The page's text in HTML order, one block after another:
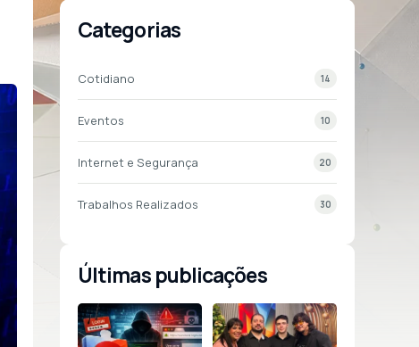
Categorias
Cotidiano 14
Eventos 10
Internet e Segurança 20
Trabalhos Realizados 30
Últimas publicações